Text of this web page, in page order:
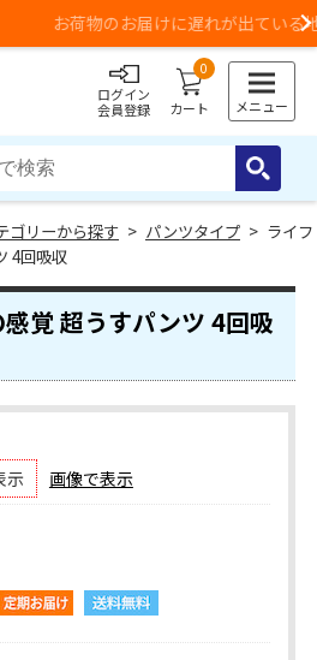
けに遅れが出ている地域がございます
ログイン
会員登録
0
カート メニュー
ゴリーから探す > パンツタイプ > ライフ
4回吸収
覚 超うすパンツ 4回吸
示 画像で表示